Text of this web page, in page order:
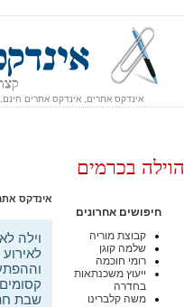
אינדקס אתרים, אינדקס אתרים חינם,
הוילה בכרמים
חיפושים אחרונים
קבוצת מוריה
שלמה קוגן
רומי חוכמה
ייעוץ משכנתאות
בחדרה
משה קלברינו
אינדקס
וילה
שבת